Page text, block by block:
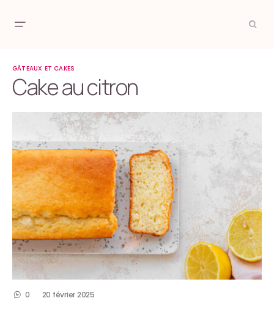
GÂTEAUX ET CAKES
Cake au citron
0 20 février 2025